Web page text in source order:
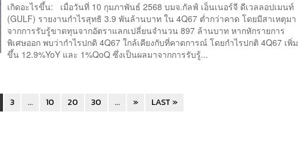
เกิดอะไรขึ้น: เมื่อวันที่ 10 กุมภาพันธ์ 2568 บมจ.กัลฟ์ เอ็นเนอร์จี ดีเวลลอปเมนท์
(GULF) รายงานกำไรสุทธิ 3.9 พันล้านบาท ใน 4Q67 ต่ำกว่าคาด โดยมีสาเหตุมา
จากการรับรู้ขาดทุนจากอัตราแลกเปลี่ยนจำนวน 897 ล้านบาท หากหักรายการ
พิเศษออก พบว่ากำไรปกติ 4Q67 ใกล้เคียงกับที่คาดการณ์ โดยกำไรปกติ 4Q67 เพิ่ม
ขึ้น 12.9%YoY และ 1%QoQ ซึ่งเป็นผลมาจากการรับรู้...
3 ... 10 20 30 ... » LAST »